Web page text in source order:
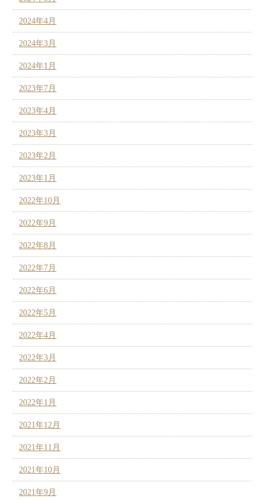
2024年4月
2024年3月
2024年1月
2023年7月
2023年4月
2023年3月
2023年2月
2023年1月
2022年10月
2022年9月
2022年8月
2022年7月
2022年6月
2022年5月
2022年4月
2022年3月
2022年2月
2022年1月
2021年12月
2021年11月
2021年10月
2021年9月